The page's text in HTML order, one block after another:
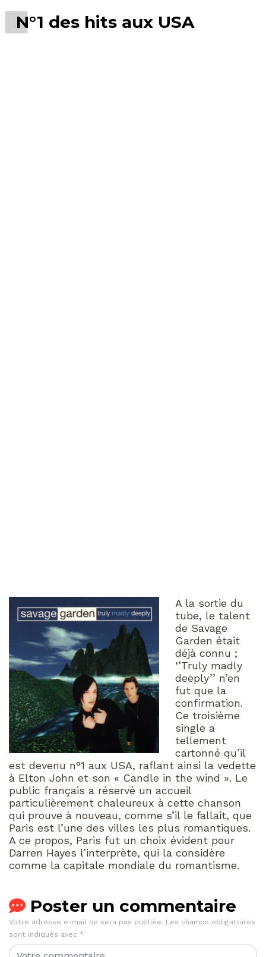
N°1 des hits aux USA
A la sortie du
tube, le talent
de Savage
Garden était
déjà connu ;
‘’Truly madly
deeply’’ n’en
fut que la
confirmation.
Ce troisième
single a
tellement
cartonné qu’il
est devenu n°1 aux USA, raflant ainsi la vedette
à Elton John et son « Candle in the wind ». Le
public français a réservé un accueil
particulièrement chaleureux à cette chanson
qui prouve à nouveau, comme s’il le fallait, que
Paris est l’une des villes les plus romantiques.
A ce propos, Paris fut un choix évident pour
Darren Hayes l’interprète, qui la considère
comme la capitale mondiale du romantisme.
Poster un commentaire
Votre adresse e-mail ne sera pas publiée. Les champs obligatoires
sont indiqués avec *